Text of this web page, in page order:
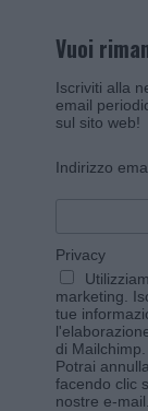
Vuoi
Iscriviti alla
email
sul sito web!
Indirizzo
Privacy
marketing.
tue
di Mailchimp
Potrai
facendo clic
nostre e-mail.